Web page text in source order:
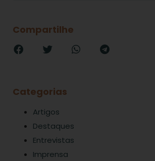
Compartilhe
Categorias
Artigos
Destaques
Entrevistas
Imprensa